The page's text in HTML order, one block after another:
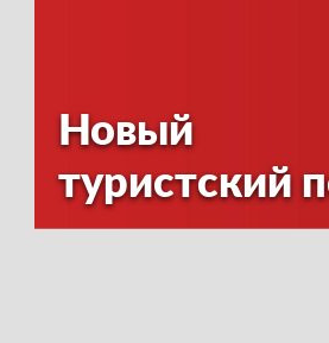
Новый
туристский